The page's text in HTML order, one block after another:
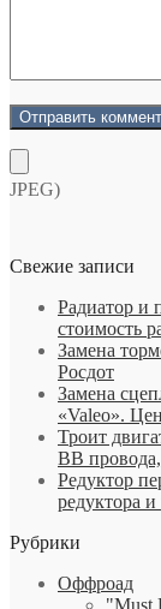
JPEG)
Свежие записи
Радиатор и
стоимость
Замена
Росдот
Замена
«Valeo».
Троит
ВВ
Редуктор
редуктора
Рубрики
Оффроад